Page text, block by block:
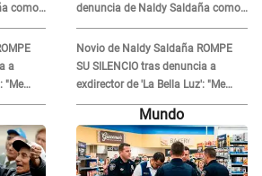
como
a
"Me
denuncia de Naldy Saldaña como
'acto bochornoso': "No es justo
atacar a otra mujer"
Novio de Naldy Saldaña ROMPE
SU SILENCIO tras denuncia a
exdirector de 'La Bella Luz': "Me
basta con que ella esté bien"
Mundo